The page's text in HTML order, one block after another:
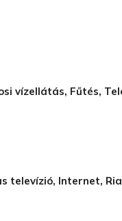
vízellátás, Fűtés,
televízió, Internet,